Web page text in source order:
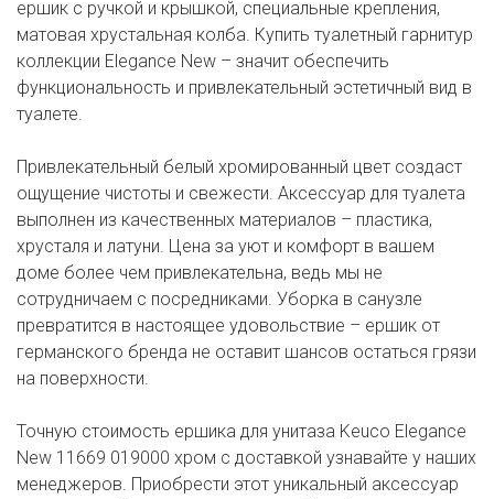
ершик с ручкой и крышкой, специальные крепления,
матовая хрустальная колба. Купить туалетный гарнитур
коллекции Elegance New – значит обеспечить
функциональность и привлекательный эстетичный вид в
туалете.
Привлекательный белый хромированный цвет создаст
ощущение чистоты и свежести. Аксессуар для туалета
выполнен из качественных материалов – пластика,
хрусталя и латуни. Цена за уют и комфорт в вашем
доме более чем привлекательна, ведь мы не
сотрудничаем с посредниками. Уборка в санузле
превратится в настоящее удовольствие – ершик от
германского бренда не оставит шансов остаться грязи
на поверхности.
Точную стоимость ершика для унитаза Keuco Elegance
New 11669 019000 хром с доставкой узнавайте у наших
менеджеров. Приобрести этот уникальный аксессуар